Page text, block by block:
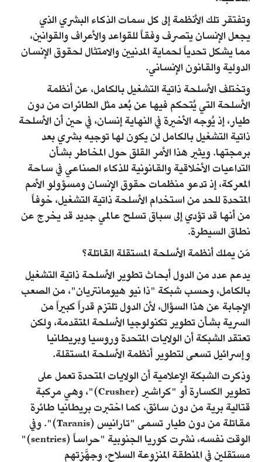
وتفتقر تلك الأنظمة إلى كل سمات الذكاء البشري الذي
يجعل الإنسان يتصرف وفقاً للقواعد والأعراف والقوانين،
مما يشكل تحدياً لحماية المدنيين والامتثال لحقوق الإنسان
الدولية والقانون الإنساني.
وتختلف الأسلحة ذاتية التشغيل بالكامل، عن أنظمة
الأسلحة التي يُتحكم فيها عن بُعد مثل الطائرات من دون
طيار، إذ يُوجه الأخيرة في النهاية إنسان، في حين أن الأسلحة
ذاتية التشغيل بالكامل لن يكون لها توجيه بشري بعد
برمجتها. ويثير هذا الأمر القلق حول المخاطر بشأن
التداعيات الأخلاقية والقانونية للذكاء الصناعي في ساحة
المعركة، إذ تدعو منظمات حقوق الإنسان ومسؤولو الأمم
المتحدة للحد من استخدام الأسلحة ذاتية التشغيل، خوفاً
من أنها قد تؤدي إلى سباق تسلح عالمي جديد قد يخرج عن
نطاق السيطرة.
مَن يملك أنظمة الأسلحة المستقلة القاتلة؟
يدعم عدد من الدول أبحاث تطوير الأسلحة ذاتية التشغيل
بالكامل، وحسب شبكة "ذا نيو هيومانتريان"، من الصعب
الإجابة عن هذا السؤال، لأن الدول تلتزم قدراً كبيراً من
السرية بشأن تطوير تكنولوجيا الأسلحة المتقدمة، ولكن
تعتقد الشبكة أن الولايات المتحدة وروسيا وبريطانيا
وإسرائيل تسعى لتطوير أنظمة الأسلحة المستقلة.
وذكرت الشبكة الإعلامية أن الولايات المتحدة تعمل على
تطوير الكسارة أو "كراشير (Crusher)"، وهي مركبة
قتالية برية من دون سائق، كما اختبرت بريطانيا طائرة
مقاتلة من دون طيار تسمى "تارانيس (Taranis)". وفي
الوقت نفسه، نشرت كوريا الجنوبية "حراساً (sentries)"
مستقلين في المنطقة المنزوعة السلاح، وجهَّزتهم